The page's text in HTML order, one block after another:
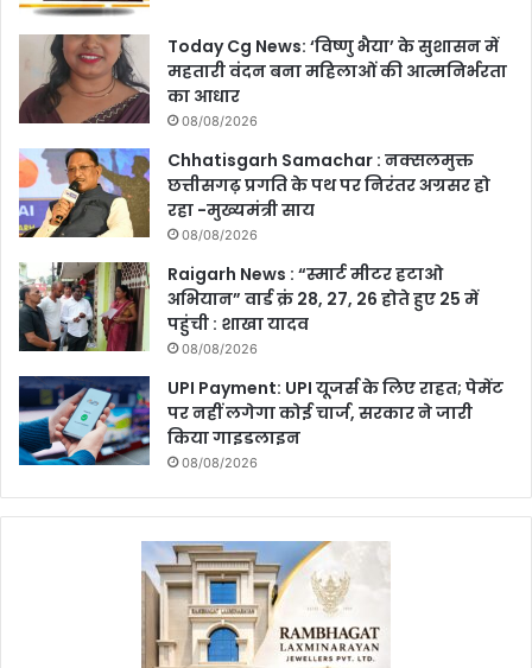
Today Cg News: ‘विष्णु भैया’ के सुशासन में
महतारी वंदन बना महिलाओं की आत्मनिर्भरता
का आधार
08/08/2026
Chhatisgarh Samachar : नक्सलमुक्त
छत्तीसगढ़ प्रगति के पथ पर निरंतर अग्रसर हो
रहा -मुख्यमंत्री साय
08/08/2026
Raigarh News : “स्मार्ट मीटर हटाओ
अभियान” वार्ड क्रं 28, 27, 26 होते हुए 25 में
पहुंची : शाखा यादव
08/08/2026
UPI Payment: UPI यूजर्स के लिए राहत; पेमेंट
पर नहीं लगेगा कोई चार्ज, सरकार ने जारी
किया गाइडलाइन
08/08/2026